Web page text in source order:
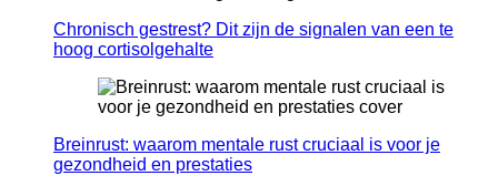
Chronisch gestrest? Dit zijn de signalen van een te
hoog cortisolgehalte
Breinrust: waarom mentale rust cruciaal is voor je
gezondheid en prestaties